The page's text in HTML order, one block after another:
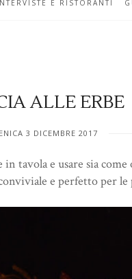
E RISTORANTI
ALLE ERBE
3 DICEMBRE 2017
tavola e usare sia
e perfetto per le